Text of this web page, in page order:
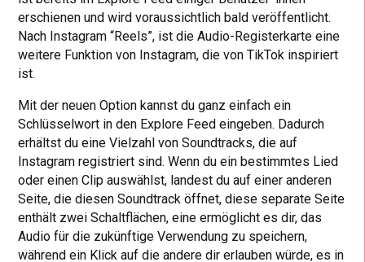
erschienen und wird voraussichtlich bald veröffentlicht.
Nach Instagram “Reels”, ist die Audio-Registerkarte eine
weitere Funktion von Instagram, die von TikTok inspiriert
ist.
Mit der neuen Option kannst du ganz einfach ein
Schlüsselwort in den Explore Feed eingeben. Dadurch
erhältst du eine Vielzahl von Soundtracks, die auf
Instagram registriert sind. Wenn du ein bestimmtes Lied
oder einen Clip auswählst, landest du auf einer anderen
Seite, die diesen Soundtrack öffnet, diese separate Seite
enthält zwei Schaltflächen, eine ermöglicht es dir, das
Audio für die zukünftige Verwendung zu speichern,
während ein Klick auf die andere dir erlauben würde, es in